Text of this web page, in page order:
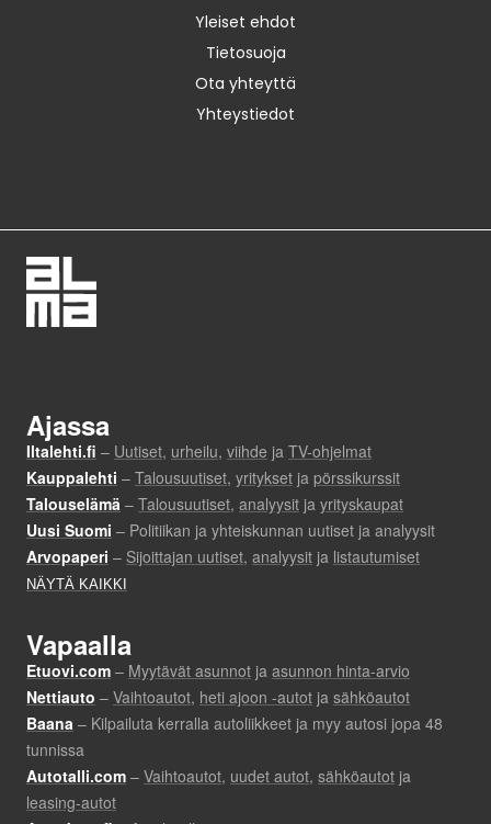
Yleiset ehdot
Tietosuoja
Ota yhteyttä
Yhteystiedot